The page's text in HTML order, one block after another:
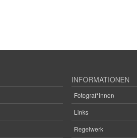
INFORMATIONEN
Fotograf*innen
Links
Regelwerk